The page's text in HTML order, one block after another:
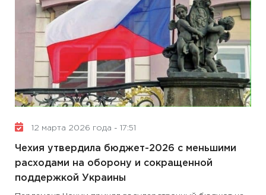
12 марта 2026 года - 17:51
Чехия утвердила бюджет-2026 с меньшими
расходами на оборону и сокращенной
поддержкой Украины